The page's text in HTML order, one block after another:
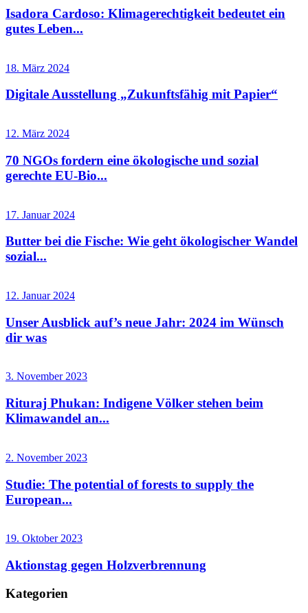
Isadora Cardoso: Klimagerechtigkeit bedeutet ein
gutes Leben...
18. März 2024
Digitale Ausstellung „Zukunftsfähig mit Papier“
12. März 2024
70 NGOs fordern eine ökologische und sozial
gerechte EU-Bio...
17. Januar 2024
Butter bei die Fische: Wie geht ökologischer Wandel
sozial...
12. Januar 2024
Unser Ausblick auf’s neue Jahr: 2024 im Wünsch
dir was
3. November 2023
Rituraj Phukan: Indigene Völker stehen beim
Klimawandel an...
2. November 2023
Studie: The potential of forests to supply the
European...
19. Oktober 2023
Aktionstag gegen Holzverbrennung
Kategorien